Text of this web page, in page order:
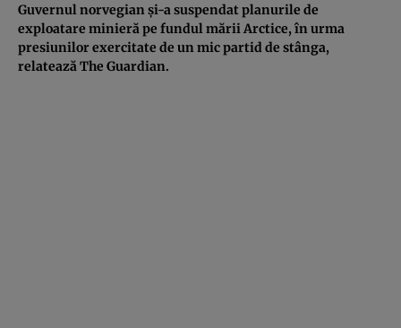
Guvernul norvegian și-a suspendat planurile de
exploatare minieră pe fundul mării Arctice, în urma
presiunilor exercitate de un mic partid de stânga,
relatează The Guardian.